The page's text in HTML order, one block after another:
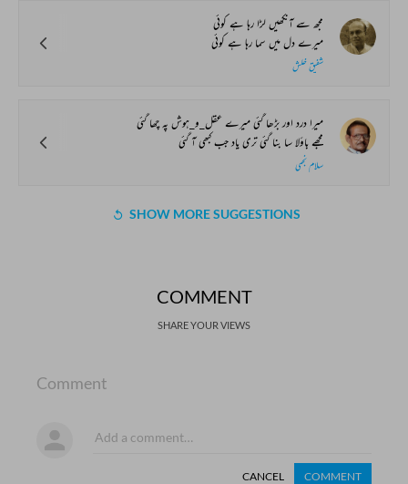
مجھ سے آنکھیں لڑا رہا ہے کوئی
میرے دل میں سما رہا ہے کوئی
شفیق خلش
میرا درد اور بڑھا گئی میرے عقل_و_ہوش پہ چھا گئی
مجھے باؤلا سا بنا گئی تری یاد جب کبھی آ گئی
سلام نجمی
SHOW MORE SUGGESTIONS
COMMENT
SHARE YOUR VIEWS
Comment
CANCEL COMMENT